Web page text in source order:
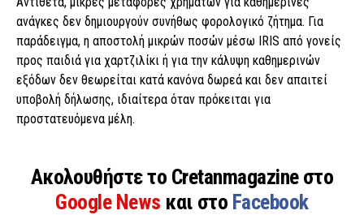
ανάγκες δεν δημιουργούν συνήθως φορολογικό ζήτημα. Για
παράδειγμα, η αποστολή μικρών ποσών μέσω IRIS από γονείς
προς παιδιά για χαρτζιλίκι ή για την κάλυψη καθημερινών
εξόδων δεν θεωρείται κατά κανόνα δωρεά και δεν απαιτεί
υποβολή δήλωσης, ιδιαίτερα όταν πρόκειται για
προστατευόμενα μέλη.
Ακολουθήστε το Cretanmagazine στο
Google News και στο Facebook